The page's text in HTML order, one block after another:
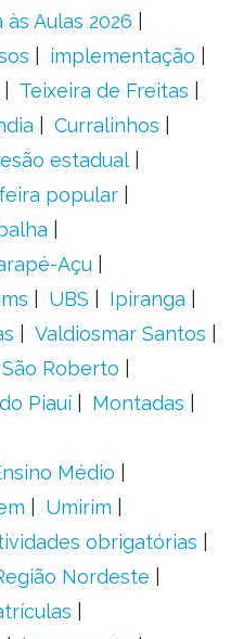
às Aulas 2026
implementação
Teixeira de Freitas
Curralinhos
estadual
feira popular
Açu
UBS
Ipiranga
Valdiosmar Santos
São Roberto
Piauí
Montadas
Médio
Umirim
obrigatórias
Nordeste